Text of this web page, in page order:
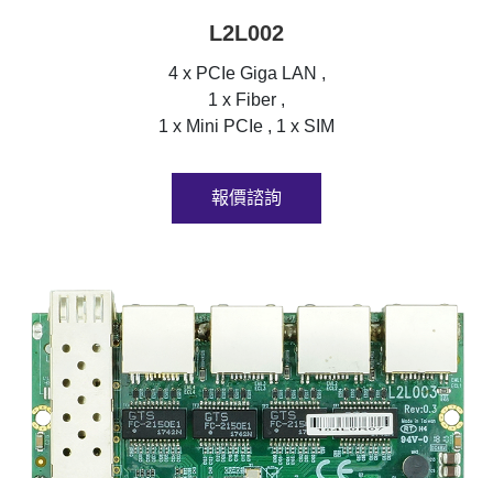
L2L002
4 x PCIe Giga LAN ,
1 x Fiber ,
1 x Mini PCIe , 1 x SIM
報價諮詢